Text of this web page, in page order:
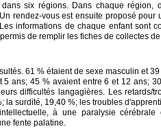
dans six régions. Dans chaque région,
rendez-vous est ensuite proposé
informations de chaque enfant sont
de remplir les fiches de collectes
61 % étaient de sexe masculin et
ans; 45 % avaient entre 6 et 12 ans;
difficultés langagières. Les retards/
la surdité, 19,40 %; les troubles
à une paralysie
fente palatine.